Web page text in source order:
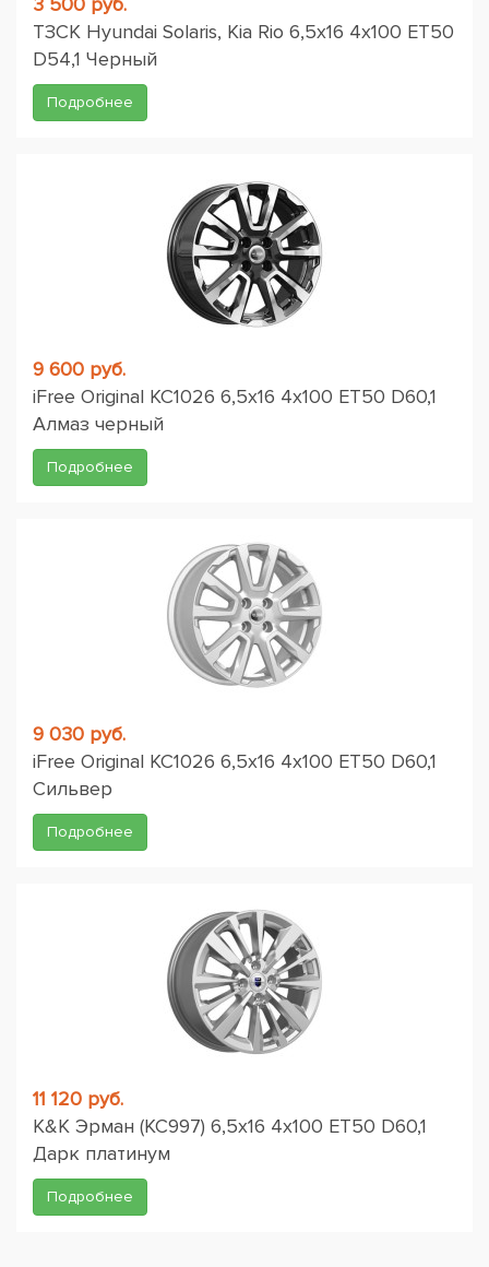
ТЗСК Hyundai Solaris, Kia Rio 6,5x16 4x100 ET50
D54,1 Черный
Подробнее
9 600 руб.
iFree Original КС1026 6,5x16 4x100 ET50 D60,1
Алмаз черный
Подробнее
9 030 руб.
iFree Original КС1026 6,5x16 4x100 ET50 D60,1
Сильвер
Подробнее
11 120 руб.
K&K Эрман (КС997) 6,5x16 4x100 ET50 D60,1
Дарк платинум
Подробнее